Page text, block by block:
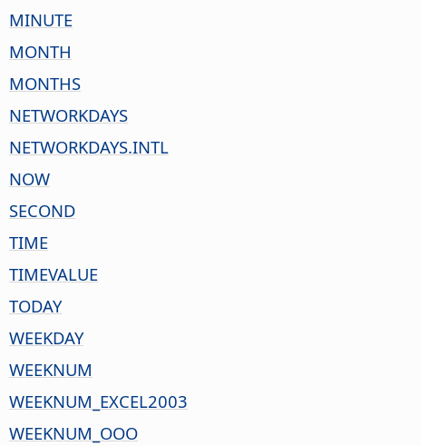
MINUTE
MONTH
MONTHS
NETWORKDAYS
NETWORKDAYS.INTL
NOW
SECOND
TIME
TIMEVALUE
TODAY
WEEKDAY
WEEKNUM
WEEKNUM_EXCEL2003
WEEKNUM_OOO